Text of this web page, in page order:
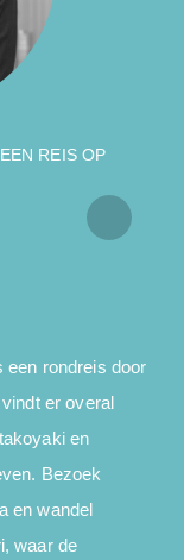
REIS OP
een rondreis door
er overal
en
Bezoek
en wandel
waar de